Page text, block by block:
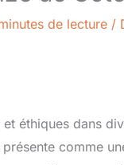
de lecture /
éthiques dans
comme